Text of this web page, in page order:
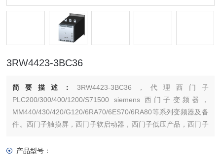
3RW4423-3BC36
简要描述： 3RW4423-3BC36，代理西门子
PLC200/300/400/1200/S71500 siemens 西门子变频器，
MM440/430/420/G120/6RA70/6ES70/6RA80等系列变频器及备
件。西门子触摸屏，西门子软启动器，西门子低压产品，西门子
本公司购买的产品，保证*，假一罚十，质保一年
产品型号：